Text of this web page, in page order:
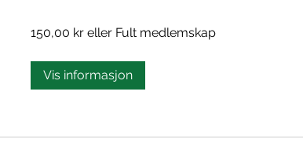
150,00 kr eller Fult medlemskap
Vis informasjon